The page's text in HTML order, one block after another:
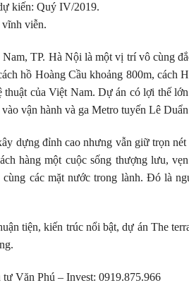
kiến: Quý IV/2019.
viễn.
TP. Hà Nội là một vị trí vô cùng
hồ Hoàng Cầu khoảng 800m, cách
của Việt Nam. Dự án có lợi thế
vận hành và ga Metro tuyến Lê
dựng đỉnh cao nhưng vẫn giữ trọn
hàng một cuộc sống thượng lưu,
cùng các mặt nước trong lành. Đó là
tiện, kiến trúc nổi bật, dự án The
Văn Phú – Invest: 0919.875.966